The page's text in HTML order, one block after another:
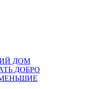
ДОМ
ДОБРО